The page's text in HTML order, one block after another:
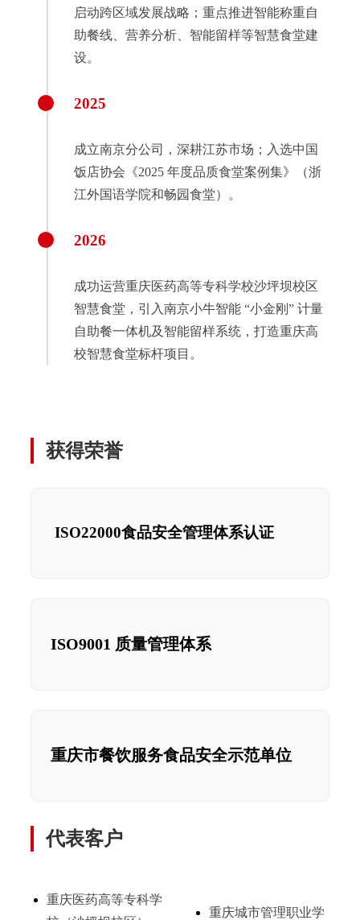
启动跨区域发展战略；重点推进智能称重自
助餐线、营养分析、智能留样等智慧食堂建
设。
2025
成立南京分公司，深耕江苏市场；入选中国
饭店协会《2025 年度品质食堂案例集》（浙
江外国语学院和畅园食堂）。
2026
成功运营重庆医药高等专科学校沙坪坝校区
智慧食堂，引入南京小牛智能 “小金刚” 计量
自助餐一体机及智能留样系统，打造重庆高
校智慧食堂标杆项目。
获得荣誉
ISO22000食品安全管理体系认证
ISO9001 质量管理体系
重庆市餐饮服务食品安全示范单位
代表客户
重庆医药高等专科学
重庆城市管理职业学